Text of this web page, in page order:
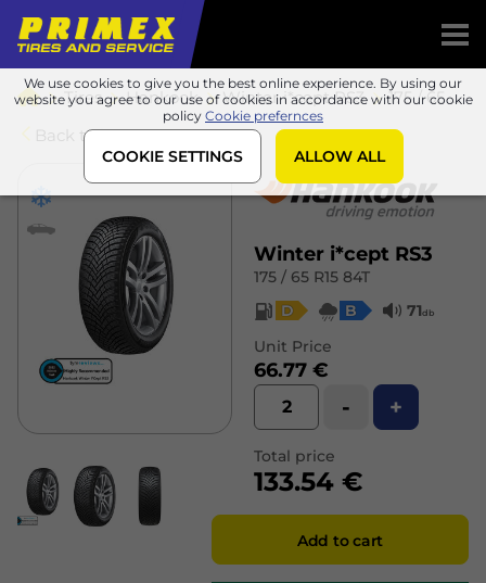
We use cookies to give you the best online experience. By using our
website you agree to our use of cookies in accordance with our cookie
policy Cookie prefernces
COOKIE SETTINGS ALLOW ALL
Tires Hankook Winter i*cept RS3
175 / 65 R15 84T
Back to list
Winter i*cept RS3
175 / 65 R15 84T
D
B 71db
Unit Price
66.77 €
- +
Total price
133.54 €
Add to cart